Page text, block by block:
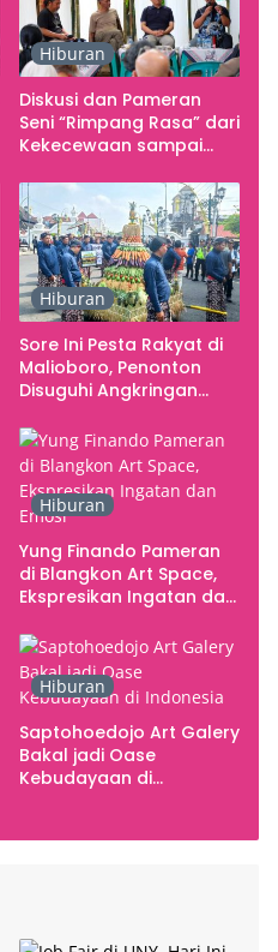
Hiburan
Diskusi dan Pameran
Seni “Rimpang Rasa” dari
Kekecewaan sampai
Yogyakarta sebagai
Pusat Pergerakan Seni
Rupa Indonesia
Hiburan
Sore Ini Pesta Rakyat di
Malioboro, Penonton
Disuguhi Angkringan
Hiburan
Yung Finando Pameran
di Blangkon Art Space,
Ekspresikan Ingatan dan
Hiburan
Saptohoedojo Art Galery
Bakal jadi Oase
Kebudayaan di